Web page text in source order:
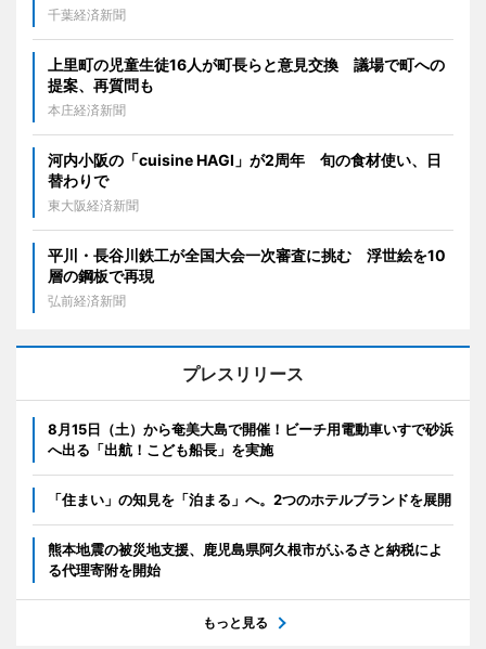
千葉経済新聞
上里町の児童生徒16人が町長らと意見交換 議場で町への
提案、再質問も
本庄経済新聞
河内小阪の「cuisine HAGI」が2周年 旬の食材使い、日
替わりで
東大阪経済新聞
平川・長谷川鉄工が全国大会一次審査に挑む 浮世絵を10
層の鋼板で再現
弘前経済新聞
プレスリリース
8月15日（土）から奄美大島で開催！ビーチ用電動車いすで砂浜
へ出る「出航！こども船長」を実施
「住まい」の知見を「泊まる」へ。2つのホテルブランドを展開
熊本地震の被災地支援、鹿児島県阿久根市がふるさと納税によ
る代理寄附を開始
もっと見る